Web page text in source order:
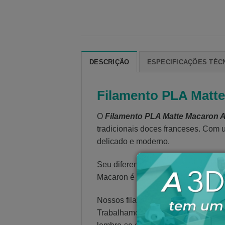
DESCRIÇÃO ESPECIFICAÇÕES
Filamento PLA
O Filamento PLA Matte Macaron
tradicionais doces franceses. Com
delicado e moderno.
Seu diferencial está no toque
Macaron é perfeita para projetos
Nossos filamentos 3D e resinas
Trabalhamos com alto nível de